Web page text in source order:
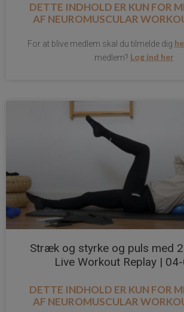
DETTE INDHOLD ER KUN FOR
AF NEUROMUSCULAR
For at blive medlem skal du tilmelde dig
medlem? Log ind her
Stræk og styrke og puls med
Live Workout Replay |
DETTE INDHOLD ER KUN FOR
AF NEUROMUSCULAR